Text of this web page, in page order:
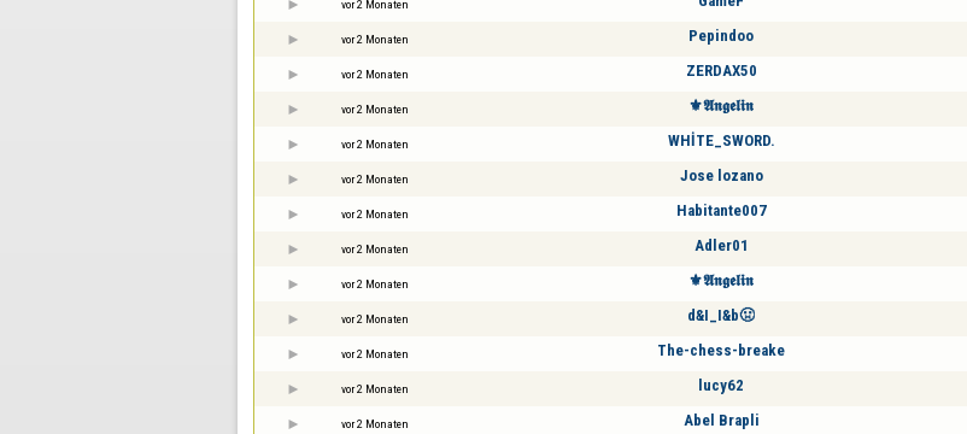
vor 2 Monaten
vor 2 Monaten Pepindoo
vor 2 Monaten ZERDAX50
vor 2 Monaten ⚜️𝕬𝖓𝖌𝖊𝖑𝖎𝖓
vor 2 Monaten WHİTE_SWORD.
vor 2 Monaten Jose lozano
vor 2 Monaten Habitante007
vor 2 Monaten Adler01
vor 2 Monaten ⚜️𝕬𝖓𝖌𝖊𝖑𝖎𝖓
vor 2 Monaten d&I_I&b🤢
vor 2 Monaten The-chess-breake
vor 2 Monaten lucy62
vor 2 Monaten Abel Brapli